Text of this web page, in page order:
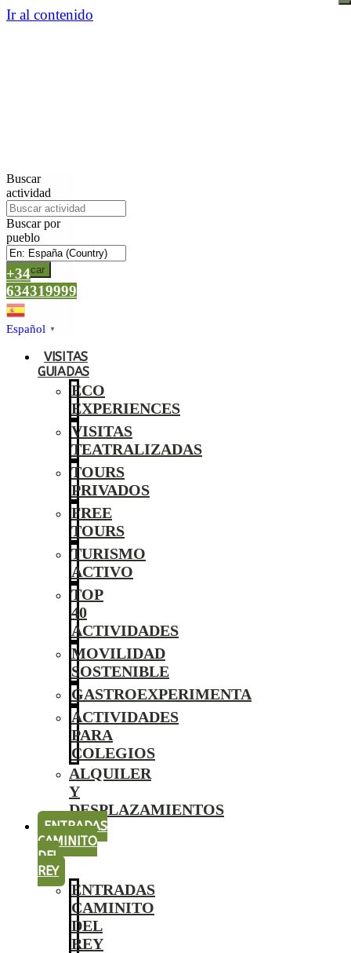
Ir al contenido
Buscar
actividad
Buscar por
pueblo
Buscar
+34
634319999
Español ▼
VISITAS
GUIADAS
ECO
EXPERIENCES
VISITAS
TEATRALIZADAS
TOURS
PRIVADOS
FREE
TOURS
TURISMO
ACTIVO
TOP
40
ACTIVIDADES
MOVILIDAD
SOSTENIBLE
GASTROEXPERIMENTA
ACTIVIDADES
PARA
COLEGIOS
ALQUILER
Y
DESPLAZAMIENTOS
ENTRADAS
CAMINITO
DEL
REY
ENTRADAS
CAMINITO
DEL
REY